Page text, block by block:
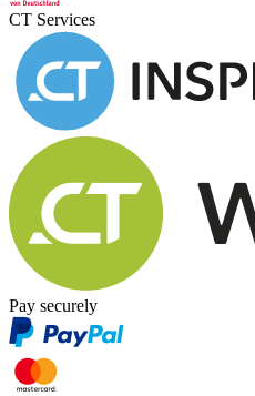
CT Services
Pay securely